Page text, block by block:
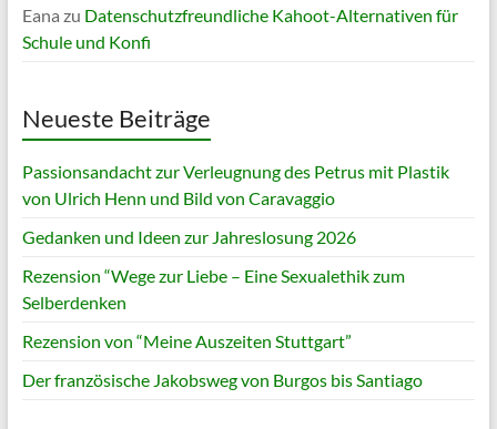
Eana zu Datenschutzfreundliche Kahoot-Alternativen für
Schule und Konfi
Neueste Beiträge
Passionsandacht zur Verleugnung des Petrus mit Plastik
von Ulrich Henn und Bild von Caravaggio
Gedanken und Ideen zur Jahreslosung 2026
Rezension “Wege zur Liebe – Eine Sexualethik zum
Selberdenken
Rezension von “Meine Auszeiten Stuttgart”
Der französische Jakobsweg von Burgos bis Santiago